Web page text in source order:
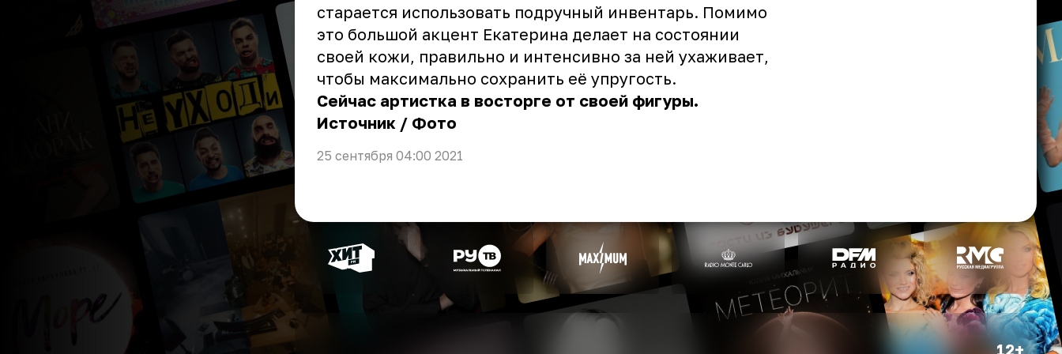
старается использовать подручный инвентарь. Помимо
это большой акцент Екатерина делает на состоянии
своей кожи, правильно и интенсивно за ней ухаживает,
чтобы максимально сохранить её упругость.
Сейчас артистка в восторге от своей фигуры.
Источник / Фото
25 сентября 04:00 2021
12+